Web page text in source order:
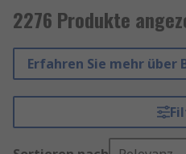
2276 Produkte
Erfahren Sie mehr über